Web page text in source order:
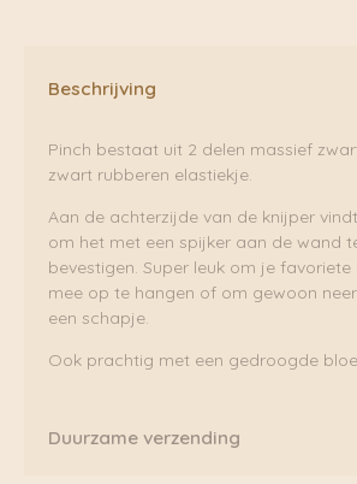
Beschrijving
Pinch bestaat uit 2 delen massief
zwart rubberen elastiekje.
Aan de achterzijde van de knijper
om het met een spijker aan de wand
bevestigen. Super leuk om je
mee op te hangen of om gewoon
een schapje.
Ook prachtig met een gedroogde
Duurzame verzending